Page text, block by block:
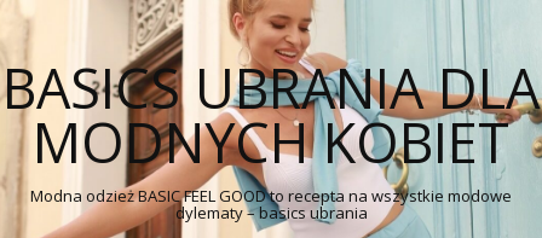
BASICS UBRANIA DLA
MODNYCH KOBIET
Modna odzież BASIC FEEL GOOD to recepta na wszystkie modowe
dylematy – basics ubrania